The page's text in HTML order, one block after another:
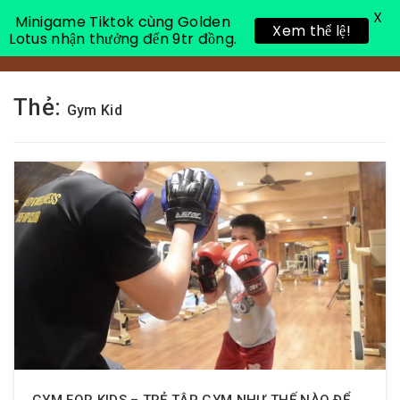
Toggle
Thẻ: Gym Kid
Minigame Tiktok cùng Golden
Lotus nhận thưởng đến 9tr đồng.
Xem thể lệ!
X